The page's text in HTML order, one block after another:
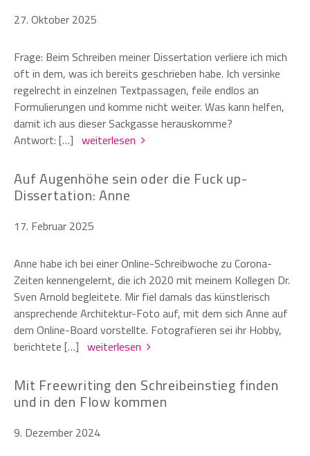
27. Oktober 2025
Frage: Beim Schreiben meiner Dissertation verliere ich mich
oft in dem, was ich bereits geschrieben habe. Ich versinke
regelrecht in einzelnen Textpassagen, feile endlos an
Formulierungen und komme nicht weiter. Was kann helfen,
damit ich aus dieser Sackgasse herauskomme?
Antwort: […] weiterlesen
Auf Augenhöhe sein oder die Fuck up-
Dissertation: Anne
17. Februar 2025
Anne habe ich bei einer Online-Schreibwoche zu Corona-
Zeiten kennengelernt, die ich 2020 mit meinem Kollegen Dr.
Sven Arnold begleitete. Mir fiel damals das künstlerisch
ansprechende Architektur-Foto auf, mit dem sich Anne auf
dem Online-Board vorstellte. Fotografieren sei ihr Hobby,
berichtete […] weiterlesen
Mit Freewriting den Schreibeinstieg finden
und in den Flow kommen
9. Dezember 2024